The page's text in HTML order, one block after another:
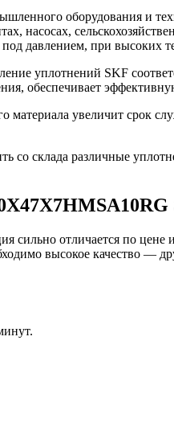
оборудования и
насосах,
давлением, при высоких
уплотнений SKF
обеспечивает
увеличит срок
склада различные
сильно отличается по
высокое качество —